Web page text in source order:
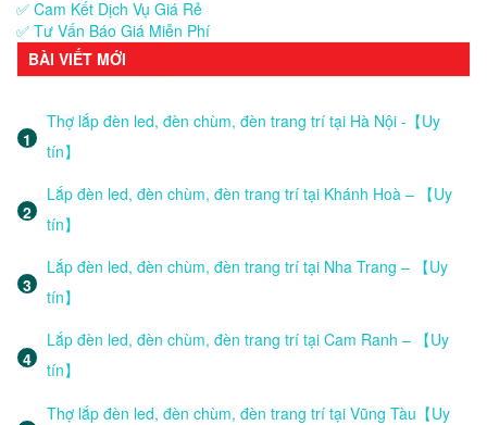
✅ Cam Kết Dịch Vụ Giá Rẻ
✅ Tư Vấn Báo Giá Miễn Phí
BÀI VIẾT MỚI
Thợ lắp đèn led, đèn chùm, đèn trang trí tại Hà Nội -【Uy
tín】
Lắp đèn led, đèn chùm, đèn trang trí tại Khánh Hoà – 【Uy
tín】
Lắp đèn led, đèn chùm, đèn trang trí tại Nha Trang – 【Uy
tín】
Lắp đèn led, đèn chùm, đèn trang trí tại Cam Ranh – 【Uy
tín】
Thợ lắp đèn led, đèn chùm, đèn trang trí tại Vũng Tàu【Uy